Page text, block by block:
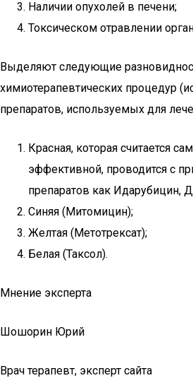
Наличии опухолей в печени;
Токсическом отравлении
Выделяют следующие
химиотерапевтических процедур
препаратов, используемых для
Красная, которая считается
эффективной, проводится с
препаратов как Идарубицин,
Синяя (Митомицин);
Желтая (Метотрексат);
Белая (Таксол).
Мнение эксперта
Шошорин Юрий
Врач терапевт, эксперт сайта